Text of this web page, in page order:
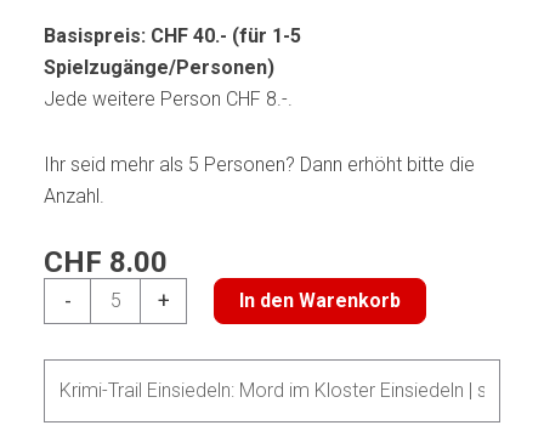
Basispreis: CHF 40.- (für 1-5
Spielzugänge/Personen)
Jede weitere Person CHF 8.-.
Ihr seid mehr als 5 Personen? Dann erhöht bitte die
Anzahl.
CHF 8.00
-
Trail
Einsiedeln:
Mord
im
+ In den Warenkorb